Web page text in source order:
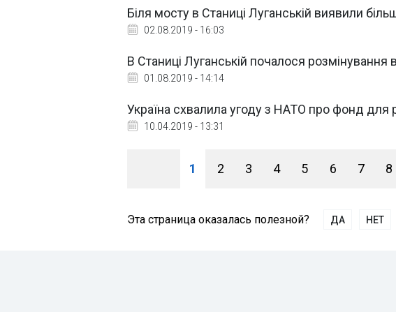
Біля мосту в Станиці Луганській виявили
02.08.2019 - 16:03
В Станиці Луганській почалося розмінування
01.08.2019 - 14:14
Україна схвалила угоду з НАТО про фонд для
10.04.2019 - 13:31
1 2 3 4 5 6 7 8
Эта страница оказалась полезной? ДА НЕТ